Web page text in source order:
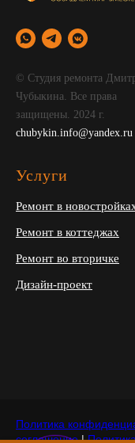
© Студия ремонта
Чубыкина. Все права
защищены. 2024 г.
chubykin.info@yandex.ru
Услуги
Ремонт в
Ремонт в коттеджах
Ремонт во вторичке
Дизайн-проект
Политика
соглашение|